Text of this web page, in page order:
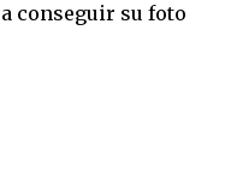
conseguir su foto